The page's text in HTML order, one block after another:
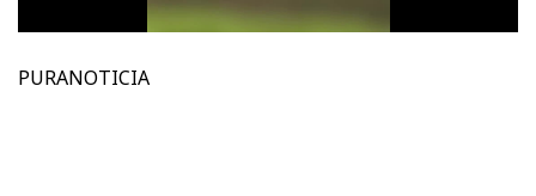
PURANOTICIA